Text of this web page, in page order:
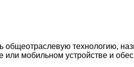
общеотраслевую
мобильном устройстве и